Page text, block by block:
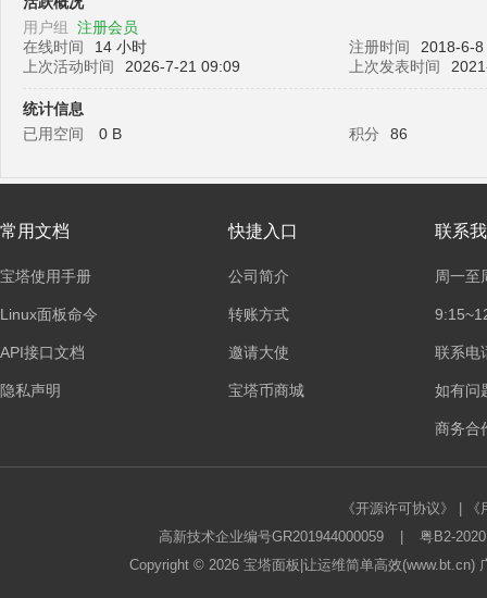
用户组 注册会员
在线时间
14 小时 注册时间
2018-6-
上次活动时间
2026-7-21 09:09 上次发表时间
统计信息
已用空间
0 B 积分 86
常用文档
宝塔使用手册
Linux面板命令
API接口文档
隐私声明
快捷入口
公司简介
转账方式
邀请大使
宝塔币商城
联系
周一至
联系电
如有问
商务合
《开源许可协议》
高新技术企业编号GR201944000059
粤B2-
Copyright © 2026 宝塔面板 |让运维简单高效